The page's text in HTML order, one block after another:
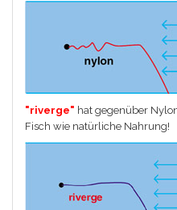
"riverge" hat gegenüber
Fisch wie natürliche Nahrung!